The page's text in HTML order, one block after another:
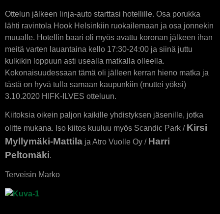
Ottelun jälkeen linja-auto starttasi hotellille. Osa porukka
lähti ravintola Hook Helsinkiin ruokailemaan ja osa jonnekin
muualle. Hotellin baari oli myös avattu koronan jälkeen ihan
meitä varten lauantaina kello 17:30-24:00 ja siinä juttu
kulkikin loppuun asti usealla matkalla olleella.
Kokonaisuudessaan tämä oli jälleen kerran hieno matka ja
tästä on hyvä tulla samaan kaupunkiin (muttei yöksi)
3.10.2020 HIFK-ILVES otteluun.
Kiitoksia oikein paljon kaikille yhdistyksen jäsenille, jotka
olitte mukana. Iso kiitos kuuluu myös Scandic Park / Kirsi
Myllymäki-Mattila ja Atro Vuolle Oy / Harri
Peltomäki.
Terveisin Marko